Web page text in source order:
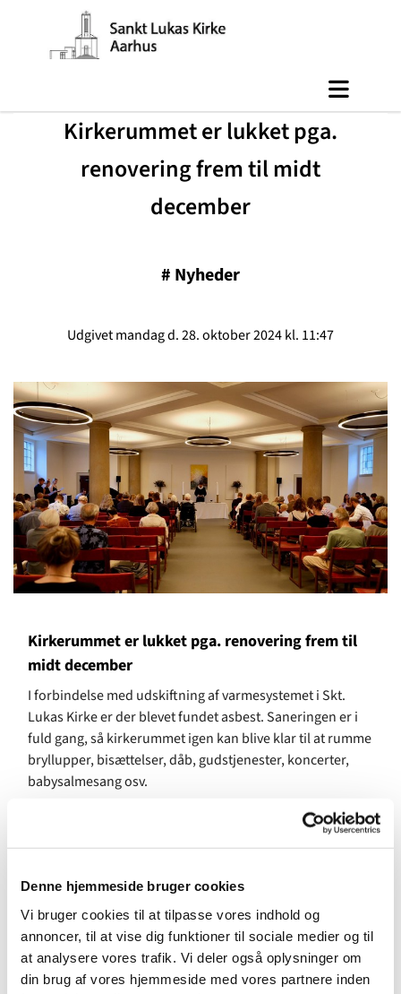
Denne hjemmeside bruger cookies
Vi bruger cookies til at tilpasse vores indhold og
annoncer, til at vise dig funktioner til sociale medier og til
at analysere vores trafik. Vi deler også oplysninger om
din brug af vores hjemmeside med vores partnere inden
​Kirkerummet er lukket pga.
renovering frem til midt
december
# Nyheder
Udgivet mandag d. 28. oktober 2024 kl. 11:47
​Kirkerummet er lukket pga. renovering frem til
midt december
I forbindelse med udskiftning af varmesystemet i Skt.
Lukas Kirke er der blevet fundet asbest. Saneringen er i
fuld gang, så kirkerummet igen kan blive klar til at rumme
bryllupper, bisættelser, dåb, gudstjenester, koncerter,
babysalmesang osv.
Den nyeste tidsplan spår rummet til at blive klar til brug
igen fra midten af december. Indtil da foregår alting i
Vi beklager de gener det måtte medføre, men håber på
forståelse. Der er i hvert fald ikke rigtig noget at gøre ved
det.
Så nok er kirkerummet lukket i en periode – men kirken